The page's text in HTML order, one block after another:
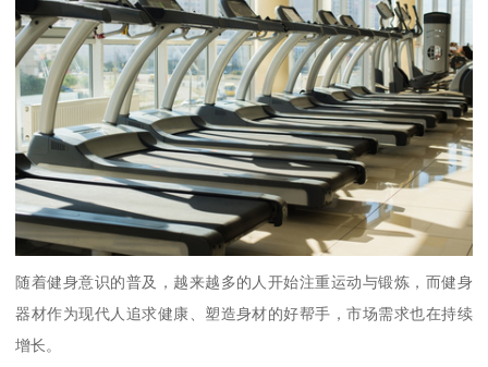
随着健身意识的普及，越来越多的人开始注重运动与锻炼，而健身
器材作为现代人追求健康、塑造身材的好帮手，市场需求也在持续
增长。